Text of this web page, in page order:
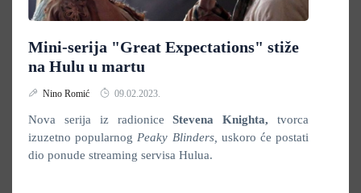
Mini-serija "Great Expectations" stiže
na Hulu u martu
Nino Romić 09.02.2023.
Nova serija iz radioniceStevena Knighta,tvorca
izuzetno popularnog Peaky Blinders, uskoro će postati
dio ponude streaming servisa Hulua.